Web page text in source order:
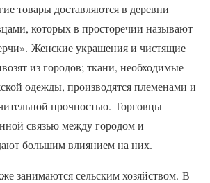
товары доставляются в деревни
которых в просторечии называют
Женские украшения и чистящие
из городов; ткани, необходимые
одежды, производятся племенами и
прочностью. Торговцы
связью между городом и
большим влиянием на них.
занимаются сельским хозяйством. В